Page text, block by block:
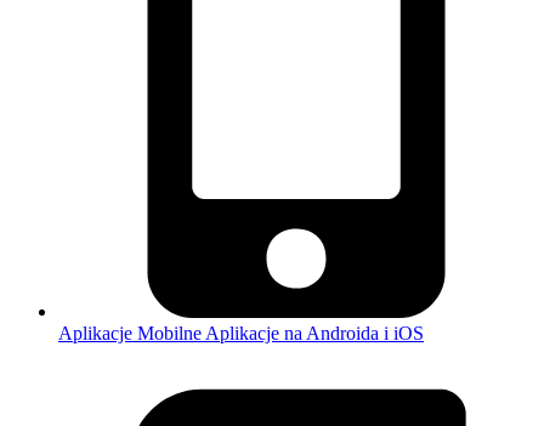
Aplikacje Mobilne Aplikacje na Androida i iOS